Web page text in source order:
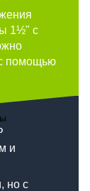
1½" с
с помощью
и
но с